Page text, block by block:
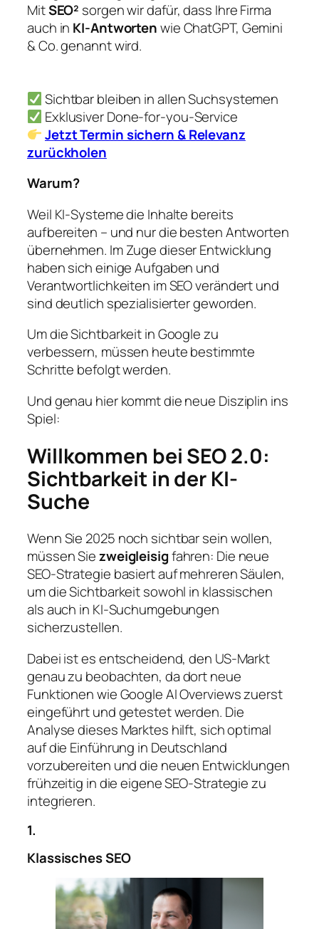
MitSEO² sorgen wir dafür, dass Ihre Firma
auch in KI-Antwortenwie ChatGPT, Gemini
& Co. genannt wird.
Sichtbar bleiben in allen Suchsystemen
Exklusiver Done-for-you-Service
Jetzt Termin sichern & Relevanz
zurückholen
Warum?
Weil KI-Systeme die Inhalte bereits
aufbereiten – und nur die besten Antworten
übernehmen. Im Zuge dieser Entwicklung
haben sich einige Aufgaben und
Verantwortlichkeiten im SEO verändert und
sind deutlich spezialisierter geworden.
Um die Sichtbarkeit in Google zu
verbessern, müssen heute bestimmte
Schritte befolgt werden.
Und genau hier kommt die neue Disziplin ins
Spiel:
Willkommen bei SEO 2.0:
Sichtbarkeit in der KI-
Suche
Wenn Sie 2025 noch sichtbar sein wollen,
müssen Siezweigleisigfahren: Die neue
SEO-Strategie basiert auf mehreren Säulen,
um die Sichtbarkeit sowohl in klassischen
als auch in KI-Suchumgebungen
sicherzustellen.
Dabei ist es entscheidend, den US-Markt
genau zu beobachten, da dort neue
Funktionen wie Google AI Overviews zuerst
eingeführt und getestet werden. Die
Analyse dieses Marktes hilft, sich optimal
auf die Einführung in Deutschland
vorzubereiten und die neuen Entwicklungen
frühzeitig in die eigene SEO-Strategie zu
integrieren.
1.
Klassisches SEO